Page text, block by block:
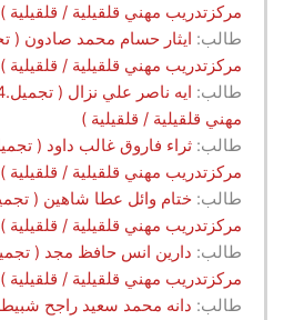
مركزتدريب مهني قلقيلية / قلقيلية )
طالب:
مركزتدريب مهني قلقيلية / قلقيلية )
طالب:
مهني قلقيلية / قلقيلية )
طالب:
مركزتدريب مهني قلقيلية / قلقيلية )
طالب:
مركزتدريب مهني قلقيلية / قلقيلية )
طالب:
مركزتدريب مهني قلقيلية / قلقيلية )
طالب: